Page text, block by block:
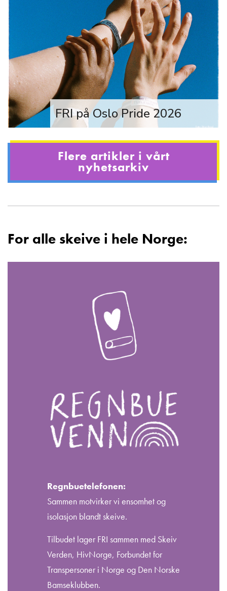
eller utdanner deg til
utdanningssektoren eller bare er
interessert i hva dette handler om.
FRI på Oslo Pride 2026
Oslo Pride – fra 17. juni til 27. juni
2026. Bli med! Stå opp for retten til å
være fri!
Flere artikler i vårt
nyhetsarkiv
For alle skeive i hele Norge:
Regnbuetelefonen:
Sammen motvirker vi ensomhet og
isolasjon blandt skeive.
Tilbudet lager FRI sammen med Skeiv
Verden, HivNorge, Forbundet for
Transpersoner i Norge og Den Norske
Bamseklubben.